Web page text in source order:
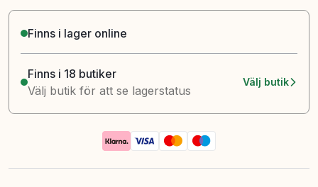
Finns i lager online
Finns i 18 butiker
Välj butik för att se lagerstatus
Välj butik